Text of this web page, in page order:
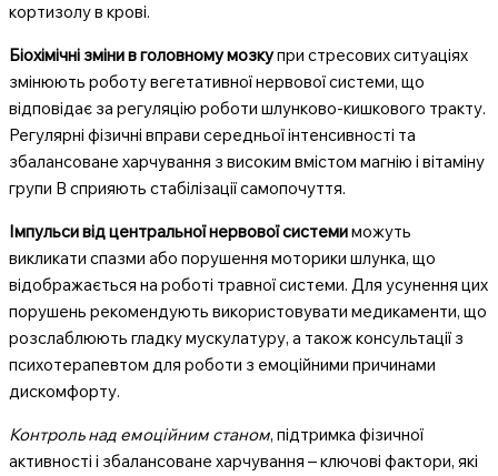
кортизолу в крові.
Біохімічні зміни в головному мозкупри стресових ситуаціях
змінюють роботу вегетативної нервової системи, що
відповідає за регуляцію роботи шлунково-кишкового тракту.
Регулярні фізичні вправи середньої інтенсивності та
збалансоване харчування з високим вмістом магнію і вітаміну
групи В сприяють стабілізації самопочуття.
Імпульси від центральної нервової системиможуть
викликати спазми або порушення моторики шлунка, що
відображається на роботі травної системи. Для усунення цих
порушень рекомендують використовувати медикаменти, що
розслаблюють гладку мускулатуру, а також консультації з
психотерапевтом для роботи з емоційними причинами
дискомфорту.
Контроль над емоційним станом, підтримка фізичної
активності і збалансоване харчування – ключові фактори, які